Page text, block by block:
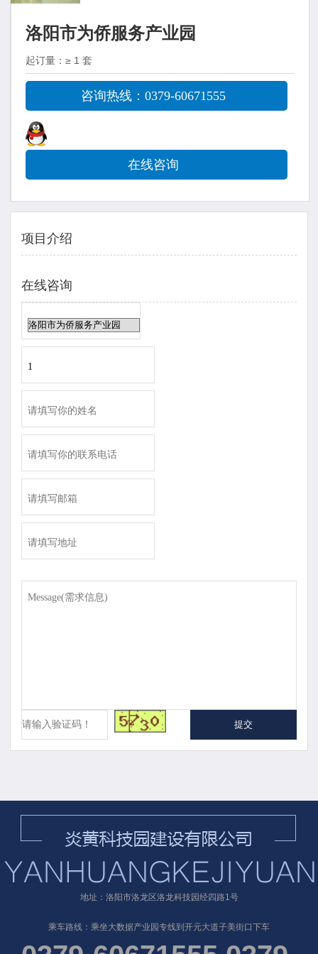
洛阳市为侨服务产业园
起订量：≥ 1 套
咨询热线：0379-60671555
在线咨询
项目介绍
在线咨询
提交
地址：洛阳市洛龙区洛龙科技园经四路1号
乘车路线：乘坐大数据产业园专线到开元大道子美街口下车